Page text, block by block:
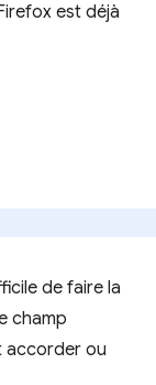
est déjà
de faire la
champ
accorder ou